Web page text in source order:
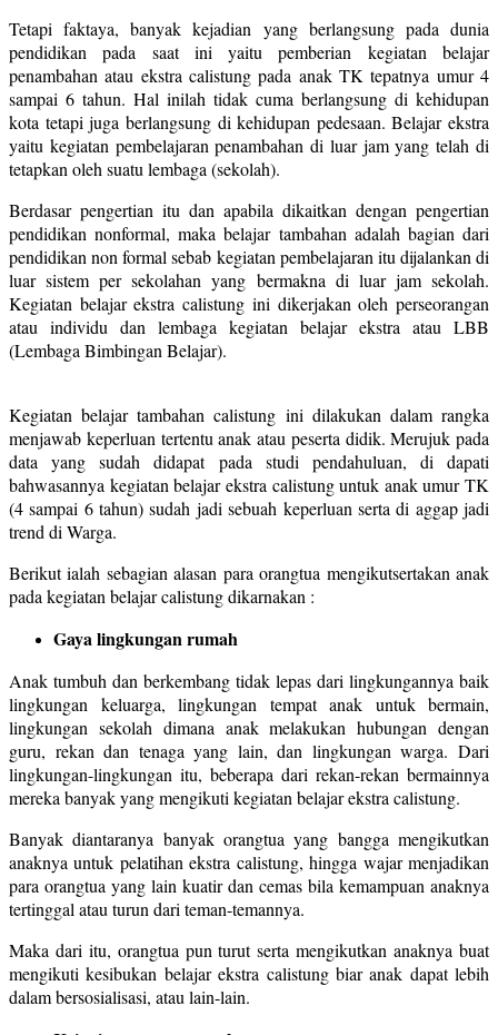
Tetapi faktaya, banyak kejadian yang berlangsung pada dunia
pendidikan pada saat ini yaitu pemberian kegiatan belajar
penambahan atau ekstra calistung pada anak TK tepatnya umur 4
sampai 6 tahun. Hal inilah tidak cuma berlangsung di kehidupan
kota tetapi juga berlangsung di kehidupan pedesaan. Belajar ekstra
yaitu kegiatan pembelajaran penambahan di luar jam yang telah di
tetapkan oleh suatu lembaga (sekolah).
Berdasar pengertian itu dan apabila dikaitkan dengan pengertian
pendidikan nonformal, maka belajar tambahan adalah bagian dari
pendidikan non formal sebab kegiatan pembelajaran itu dijalankan di
luar sistem per sekolahan yang bermakna di luar jam sekolah.
Kegiatan belajar ekstra calistung ini dikerjakan oleh perseorangan
atau individu dan lembaga kegiatan belajar ekstra atau LBB
(Lembaga Bimbingan Belajar).
Kegiatan belajar tambahan calistung ini dilakukan dalam rangka
menjawab keperluan tertentu anak atau peserta didik. Merujuk pada
data yang sudah didapat pada studi pendahuluan, di dapati
bahwasannya kegiatan belajar ekstra calistung untuk anak umur TK
(4 sampai 6 tahun) sudah jadi sebuah keperluan serta di aggap jadi
trend di Warga.
Berikut ialah sebagian alasan para orangtua mengikutsertakan anak
pada kegiatan belajar calistung dikarnakan :
Gaya lingkungan rumah
Anak tumbuh dan berkembang tidak lepas dari lingkungannya baik
lingkungan keluarga, lingkungan tempat anak untuk bermain,
lingkungan sekolah dimana anak melakukan hubungan dengan
guru, rekan dan tenaga yang lain, dan lingkungan warga. Dari
lingkungan-lingkungan itu, beberapa dari rekan-rekan bermainnya
mereka banyak yang mengikuti kegiatan belajar ekstra calistung.
Banyak diantaranya banyak orangtua yang bangga mengikutkan
anaknya untuk pelatihan ekstra calistung, hingga wajar menjadikan
para orangtua yang lain kuatir dan cemas bila kemampuan anaknya
tertinggal atau turun dari teman-temannya.
Maka dari itu, orangtua pun turut serta mengikutkan anaknya buat
mengikuti kesibukan belajar ekstra calistung biar anak dapat lebih
dalam bersosialisasi, atau lain-lain.